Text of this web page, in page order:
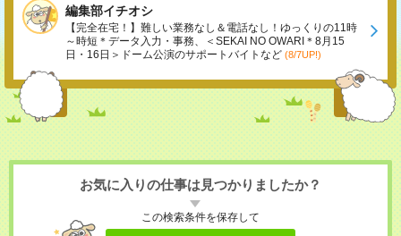
編集部イチオシ
【完全在宅！】難しい業務なし＆電話なし！ゆっくりの11時
～時短＊データ入力・事務、＜SEKAI NO OWARI＊8月15
日・16日＞ドーム公演のサポートバイトなど (8/7UP!)
お気に入りの仕事は見つかりましたか？
この検索条件を保存して